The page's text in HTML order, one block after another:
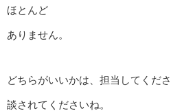
ほとんど
ありません。
どちらがいいかは、担当してくだ
談されてくださいね。